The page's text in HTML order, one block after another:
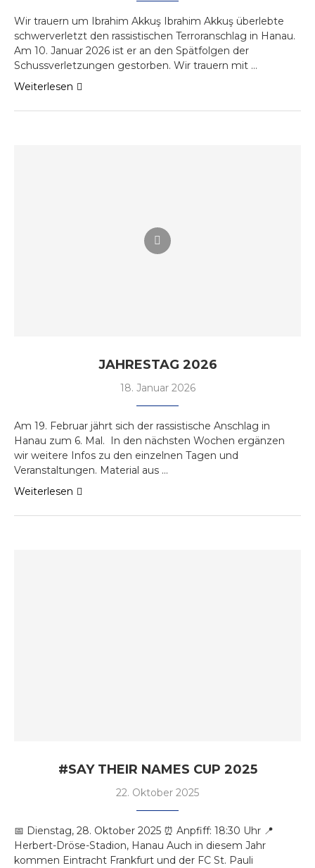
Wir trauern um Ibrahim Akkuş Ibrahim Akkuş überlebte
schwerverletzt den rassistischen Terroranschlag in Hanau.
Am 10. Januar 2026 ist er an den Spätfolgen der
Schussverletzungen gestorben. Wir trauern mit …
Weiterlesen
JAHRESTAG 2026
18. Januar 2026
Am 19. Februar jährt sich der rassistische Anschlag in
Hanau zum 6. Mal. In den nächsten Wochen ergänzen
wir weitere Infos zu den einzelnen Tagen und
Veranstaltungen. Material aus …
Weiterlesen
#SAY THEIR NAMES CUP 2025
22. Oktober 2025
📅 Dienstag, 28. Oktober 2025 ⏰ Anpfiff: 18:30 Uhr 📍
Herbert-Dröse-Stadion, Hanau Auch in diesem Jahr
kommen Eintracht Frankfurt und der FC St. Pauli